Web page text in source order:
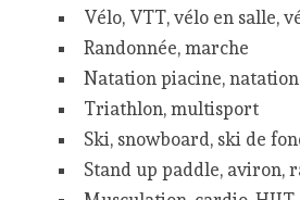
Vélo, VTT, vélo en salle,
Randonnée, marche
Natation piacine,
Triathlon, multisport
Ski, snowboard, ski de
Stand up paddle, aviron,